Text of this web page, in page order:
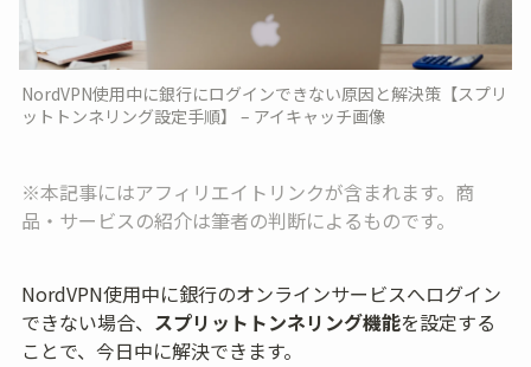
NordVPN使用中に銀行にログインできない原因と解決策【スプリ
ットトンネリング設定手順】 – アイキャッチ画像
※本記事にはアフィリエイトリンクが含まれます。商
品・サービスの紹介は筆者の判断によるものです。
NordVPN使用中に銀行のオンラインサービスへログイン
できない場合、 スプリットトンネリング機能を設定する
ことで、今日中に解決できます。